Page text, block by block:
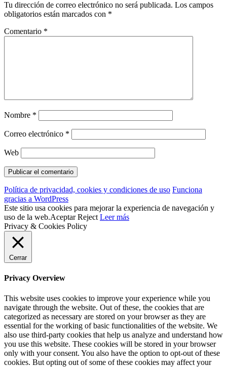
Tu dirección de correo electrónico no será publicada. Los campos
obligatorios están marcados con *
Comentario *
Nombre *
Correo electrónico *
Web
Política de privacidad, cookies y condiciones de uso Funciona
gracias a WordPress
Este sitio usa cookies para mejorar la experiencia de navegación y
uso de la web.Aceptar Reject Leer más
Privacy & Cookies Policy
Cerrar
Privacy Overview
This website uses cookies to improve your experience while you
navigate through the website. Out of these, the cookies that are
categorized as necessary are stored on your browser as they are
essential for the working of basic functionalities of the website. We
also use third-party cookies that help us analyze and understand how
you use this website. These cookies will be stored in your browser
only with your consent. You also have the option to opt-out of these
cookies. But opting out of some of these cookies may affect your